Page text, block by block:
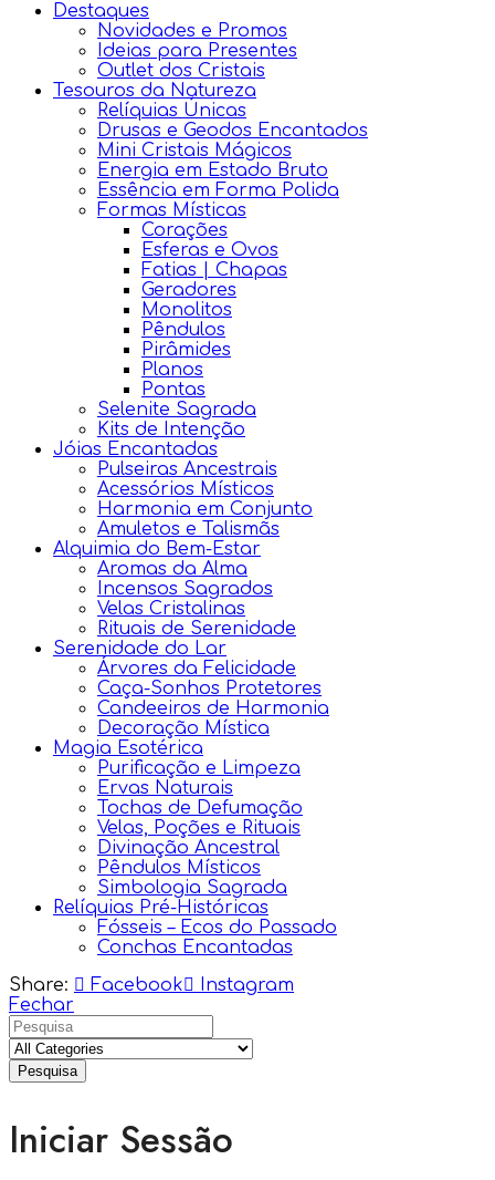
Destaques
Novidades e Promos
Ideias para Presentes
Outlet dos Cristais
Tesouros da Natureza
Relíquias Únicas
Drusas e Geodos Encantados
Mini Cristais Mágicos
Energia em Estado Bruto
Essência em Forma Polida
Formas Místicas
Corações
Esferas e Ovos
Fatias | Chapas
Geradores
Monolitos
Pêndulos
Pirâmides
Planos
Pontas
Selenite Sagrada
Kits de Intenção
Jóias Encantadas
Pulseiras Ancestrais
Acessórios Místicos
Harmonia em Conjunto
Amuletos e Talismãs
Alquimia do Bem-Estar
Aromas da Alma
Incensos Sagrados
Velas Cristalinas
Rituais de Serenidade
Serenidade do Lar
Árvores da Felicidade
Caça-Sonhos Protetores
Candeeiros de Harmonia
Decoração Mística
Magia Esotérica
Purificação e Limpeza
Ervas Naturais
Tochas de Defumação
Velas, Poções e Rituais
Divinação Ancestral
Pêndulos Místicos
Simbologia Sagrada
Relíquias Pré-Históricas
Fósseis – Ecos do Passado
Conchas Encantadas
Share:
Facebook
Instagram
Fechar
Pesquisa
Iniciar Sessão